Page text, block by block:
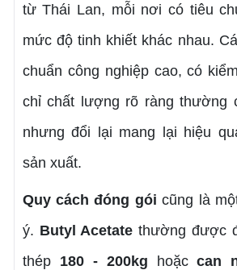
từ Thái Lan, mỗi nơi có tiêu
mức độ tinh khiết khác nhau.
chuẩn công nghiệp cao, có
chỉ chất lượng rõ ràng thường
nhưng đổi lại mang lại hiệu
sản xuất.
Quy cách đóng gói cũng là
ý. Butyl Acetate thường được
thép 180 - 200kg hoặccan